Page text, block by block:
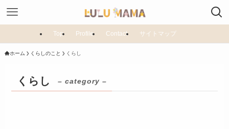
Top Profile Contact サイトマップ
ホーム くらしのこと くらし
くらし – category –